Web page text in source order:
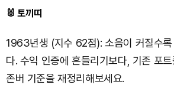
🐰 토끼띠
1963년생 (지수 62점): 소음이 커질수
다. 수익 인증에 흔들리기보다, 기존 포
존버 기준을 재정리해보세요.